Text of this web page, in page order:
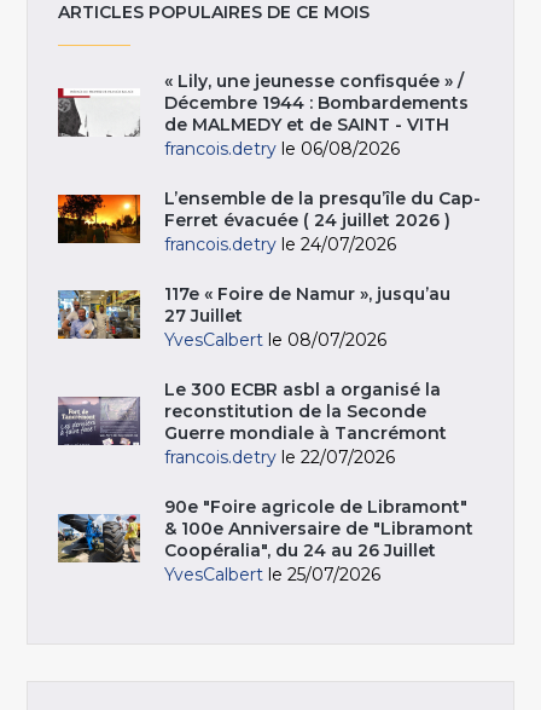
ARTICLES POPULAIRES DE CE MOIS
« Lily, une jeunesse confisquée » /
Décembre 1944 : Bombardements
de MALMEDY et de SAINT - VITH
francois.detry le 06/08/2026
L’ensemble de la presqu’île du Cap-
Ferret évacuée ( 24 juillet 2026 )
francois.detry le 24/07/2026
117e « Foire de Namur », jusqu’au
27 Juillet
YvesCalbert le 08/07/2026
Le 300 ECBR asbl a organisé la
reconstitution de la Seconde
Guerre mondiale à Tancrémont
francois.detry le 22/07/2026
90e "Foire agricole de Libramont"
& 100e Anniversaire de "Libramont
Coopéralia", du 24 au 26 Juillet
YvesCalbert le 25/07/2026